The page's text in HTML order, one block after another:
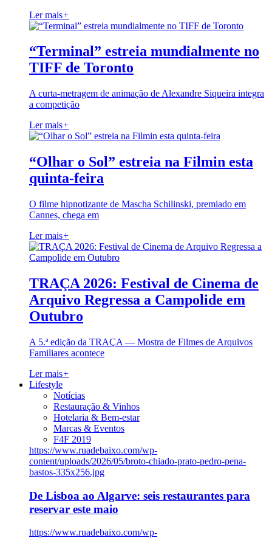
Ler mais+
“Terminal” estreia mundialmente no
TIFF de Toronto
A curta-metragem de animação de Alexandre Siqueira integra
a competição
Ler mais+
“Olhar o Sol” estreia na Filmin esta
quinta-feira
O filme hipnotizante de Mascha Schilinski, premiado em
Cannes, chega em
Ler mais+
TRAÇA 2026: Festival de Cinema de
Arquivo Regressa a Campolide em
Outubro
A 5.ª edição da TRAÇA — Mostra de Filmes de Arquivos
Familiares acontece
Ler mais+
Lifestyle
Notícias
Restauração & Vinhos
Hotelaria & Bem-estar
Marcas & Eventos
F4F 2019
https://www.ruadebaixo.com/wp-
content/uploads/2026/05/broto-chiado-prato-pedro-pena-
bastos-335x256.jpg
De Lisboa ao Algarve: seis restaurantes para
reservar este maio
https://www.ruadebaixo.com/wp-